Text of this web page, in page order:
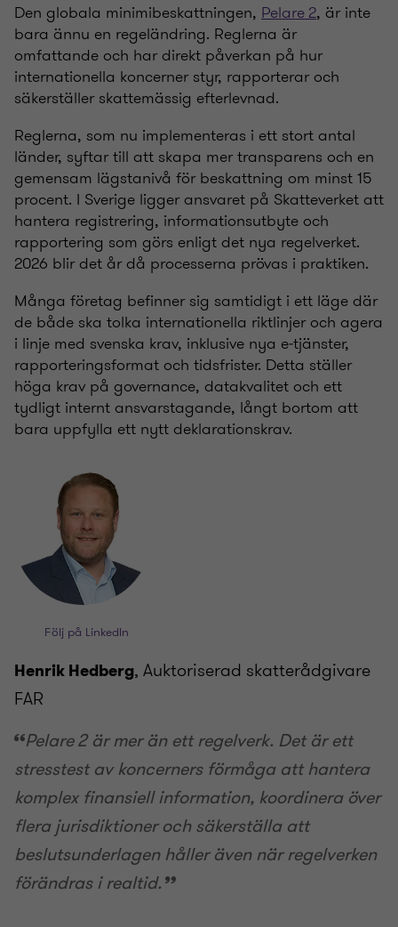
Den globala minimibeskattningen, Pelare 2, är inte
bara ännu en regeländring. Reglerna är
omfattande och har direkt påverkan på hur
internationella koncerner styr, rapporterar och
säkerställer skattemässig efterlevnad.
Reglerna, som nu implementeras i ett stort antal
länder, syftar till att skapa mer transparens och en
gemensam lägstanivå för beskattning om minst 15
procent. I Sverige ligger ansvaret på Skatteverket att
hantera registrering, informationsutbyte och
rapportering som görs enligt det nya regelverket.
2026 blir det år då processerna prövas i praktiken.
Många företag befinner sig samtidigt i ett läge där
de både ska tolka internationella riktlinjer och agera
i linje med svenska krav, inklusive nya e‑tjänster,
rapporteringsformat och tidsfrister. Detta ställer
höga krav på governance, datakvalitet och ett
tydligt internt ansvarstagande, långt bortom att
bara uppfylla ett nytt deklarationskrav.
Följ på LinkedIn
Henrik Hedberg, Auktoriserad skatterådgivare
FAR
Pelare 2 är mer än ett regelverk. Det är ett
stresstest av koncerners förmåga att hantera
komplex finansiell information, koordinera över
flera jurisdiktioner och säkerställa att
beslutsunderlagen håller även när regelverken
förändras i realtid.